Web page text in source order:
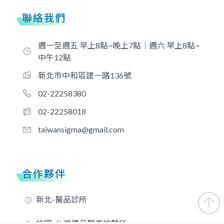
聯絡我們
週一至週五 早上8點~晚上7點｜週六 早上8點~
中午12點
新北市中和區建一路136號
02-22258380
02-22258018
taiwansigma@gmail.com
合作夥伴
新北-醫品診所